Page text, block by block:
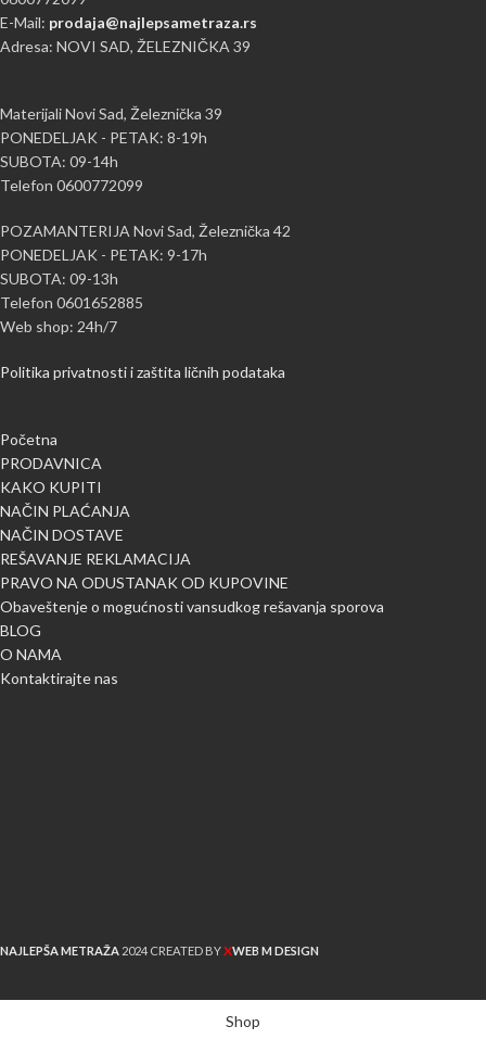
E-Mail: prodaja@najlepsametraza.rs
Adresa: NOVI SAD, ŽELEZNIČKA 39
Materijali Novi Sad, Železnička 39
PONEDELJAK - PETAK: 8-19h
SUBOTA: 09-14h
Telefon 0600772099
POZAMANTERIJA Novi Sad, Železnička 42
PONEDELJAK - PETAK: 9-17h
SUBOTA: 09-13h
Telefon 0601652885
Web shop: 24h/7
Politika privatnosti i zaštita ličnih podataka
Početna
PRODAVNICA
KAKO KUPITI
NAČIN PLAĆANJA
NAČIN DOSTAVE
REŠAVANJE REKLAMACIJA
PRAVO NA ODUSTANAK OD KUPOVINE
Obaveštenje o mogućnosti vansudkog rešavanja sporova
BLOG
O NAMA
Kontaktirajte nas
NAJLEPŠA METRAŽA 2024 CREATED BYXWEB M DESIGN
Shop